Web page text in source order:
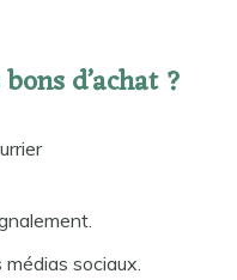
d’achat ?
sociaux.